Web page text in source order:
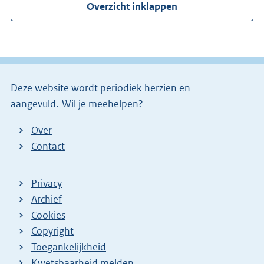
Overzicht inklappen
Deze website wordt periodiek herzien en
aangevuld. Wil je meehelpen?
Over
Contact
Privacy
Archief
Cookies
Copyright
Toegankelijkheid